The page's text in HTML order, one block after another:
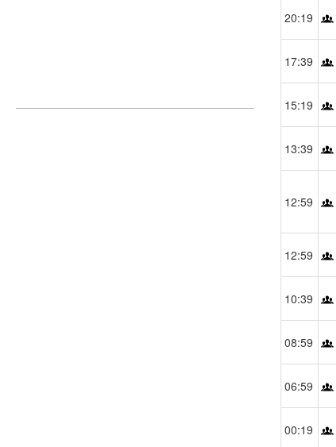
20:19
17:39
15:19
13:39
12:59
12:59
10:39
08:59
06:59
00:19